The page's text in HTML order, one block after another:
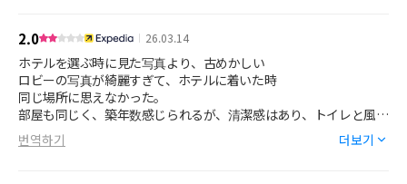
グリーンワールドホテル台北にいっぱいあるね。
他も気になる。
2.0 26.03.14
ホテルを選ぶ時に見た写真より、古めかしい
ロビーの写真が綺麗すぎて、ホテルに着いた時
同じ場所に思えなかった。
部屋も同じく、築年数感じられるが、清潔感はあり、トイレと風呂
が別なので良かった。
立地は良い、松江南京駅5番出口からは5.6分
번역하기 더보기